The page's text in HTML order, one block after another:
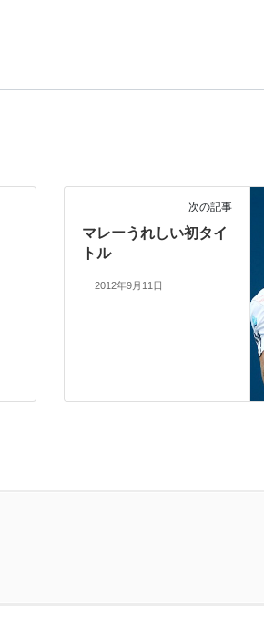
次の記事
マレーうれしい初タイ
トル
2012年9月11日